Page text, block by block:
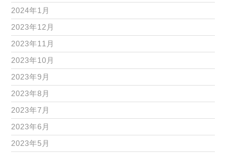
2024年1月
2023年12月
2023年11月
2023年10月
2023年9月
2023年8月
2023年7月
2023年6月
2023年5月